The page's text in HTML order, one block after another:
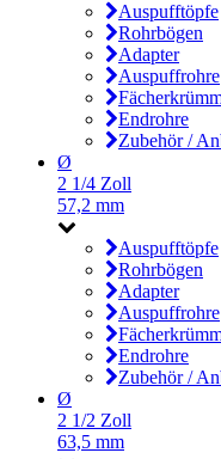
Auspufftöpfe
Rohrbögen
Adapter
Auspuffrohre
Endrohre
Zubehör /
Ø
2 1/4 Zoll
57,2 mm
Auspufftöpfe
Rohrbögen
Adapter
Auspuffrohre
Endrohre
Zubehör /
Ø
2 1/2 Zoll
63,5 mm